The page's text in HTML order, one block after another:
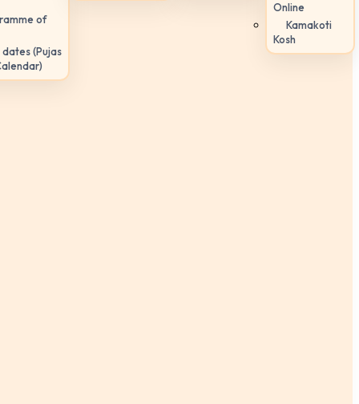
of
(Pujas
Online
Kamakoti
Kosh